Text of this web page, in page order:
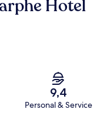
Hotel
9,4
Personal & Service